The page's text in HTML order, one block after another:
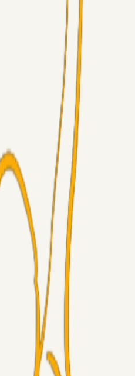
kampen.
Mod En Utålmodig
2026
samlet 6 mio Euro
offensive brik? 🤔💛💙